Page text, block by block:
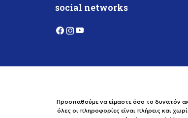
social networks
Προσπαθούμε να είμαστε όσο το δυνατόν
όλες οι πληροφορίες είναι πλήρεις και